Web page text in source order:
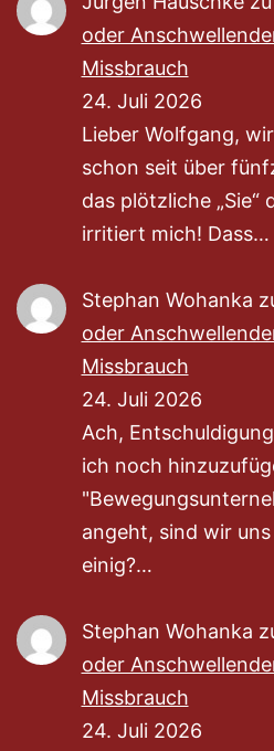
oder
Missbrauch
24. Juli 2026
Lieber Wolfgang,
schon seit über
das plötzliche „Sie“
irritiert mich! Dass…
Stephan Wohanka
oder
Missbrauch
24. Juli 2026
Ach,
ich noch
angeht, sind wir
einig?…
Stephan Wohanka
oder
Missbrauch
24. Juli 2026